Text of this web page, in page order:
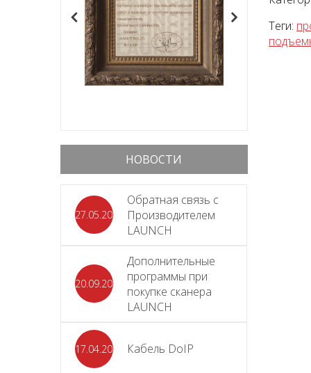
НОВОСТИ
27.05.2026
Обратная связь с
Производителем
LAUNCH
20.09.2025
Дополнительные
программы при
покупке сканера
LAUNCH
17.04.2024 Кабель DoIP
Теги: